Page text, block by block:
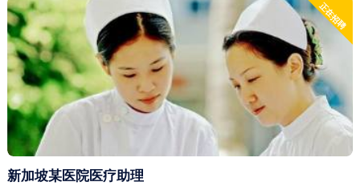
正在招聘
新加坡某医院医疗助理